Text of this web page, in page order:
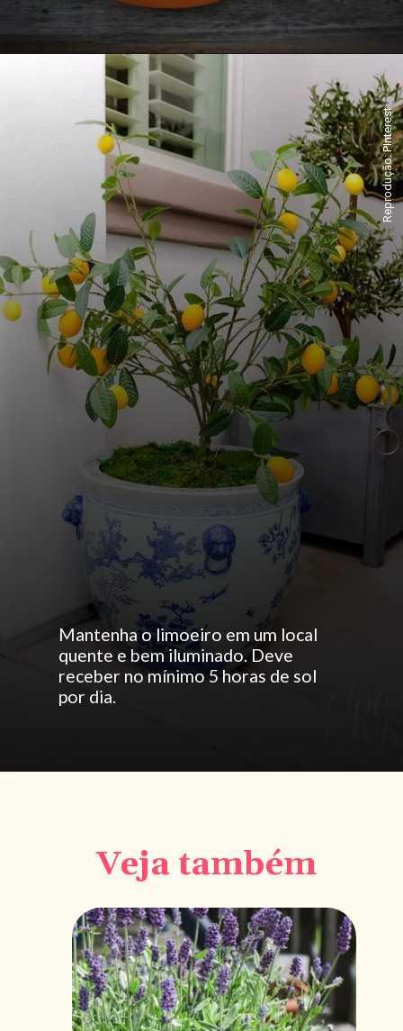
Mantenha o limoeiro em um local
quente e bem iluminado. Deve
receber no mínimo 5 horas de sol
por dia.
Reprodução: PInterest
Veja também